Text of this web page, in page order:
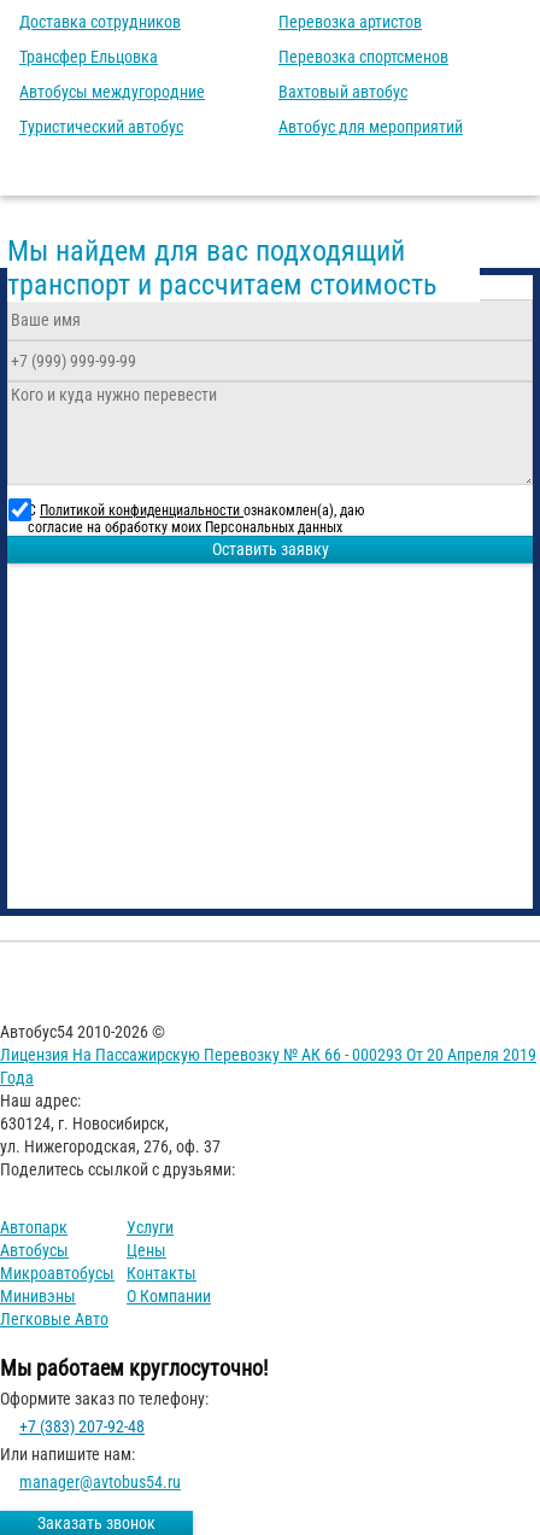
Доставка сотрудников
Трансфер Ельцовка
Автобусы междугородние
Туристический автобус
Перевозка артистов
Перевозка спортсменов
Вахтовый автобус
Автобус для мероприятий
Мы найдем для вас подходящий
транспорт и рассчитаем стоимость
С Политикой конфиденциальности ознакомлен(а), даю
согласие на обработку моих Персональных данных
Оставить заявку
Автобус54 2010-2026 ©
Лицензия На Пассажирскую Перевозку № АК 66 - 000293 От 20 Апреля 2019
Года
Наш адрес:
630124, г. Новосибирск,
ул. Нижегородская, 276, оф. 37
Поделитесь ссылкой с друзьями:
Автопарк
Автобусы
Микроавтобусы
Минивэны
Легковые Авто
Услуги
Цены
Контакты
О Компании
Мы работаем круглосуточно!
Оформите заказ по телефону:
+7 (383) 207-92-48
Или напишите нам:
manager@avtobus54.ru
Заказать звонок